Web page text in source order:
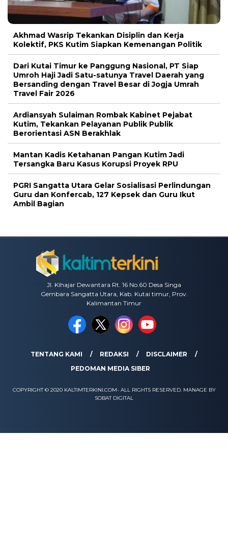
Akhmad Wasrip Tekankan Disiplin dan Kerja
Kolektif, PKS Kutim Siapkan Kemenangan Politik
Dari Kutai Timur ke Panggung Nasional, PT Siap
Umroh Haji Jadi Satu-satunya Travel Daerah yang
Bersanding dengan Travel Besar di Jogja Umrah
Travel Fair 2026
Ardiansyah Sulaiman Rombak Kabinet Pejabat
Kutim, Tekankan Pelayanan Publik Publik
Berorientasi ASN Berakhlak
Mantan Kadis Ketahanan Pangan Kutim Jadi
Tersangka Baru Kasus Korupsi Proyek RPU
PGRI Sangatta Utara Gelar Sosialisasi Perlindungan
Guru dan Konfercab, 127 Kepsek dan Guru Ikut
Ambil Bagian
Jl. Kihajar Dewantara Rt. 16 No.60 Desa Singa
Gembara Sangatta Utara, Kab. Kutai timur, Prov.
Kalimantan Timur
TENTANG KAMI REDAKSI
DISCLAIMER
PEDOMAN MEDIA SIBER
COPYRIGHT © 2020 KALTIMTERKINI.COM- ALL RIGHTS RESERVED. MANAGE BY
SOBAT DIGITAL